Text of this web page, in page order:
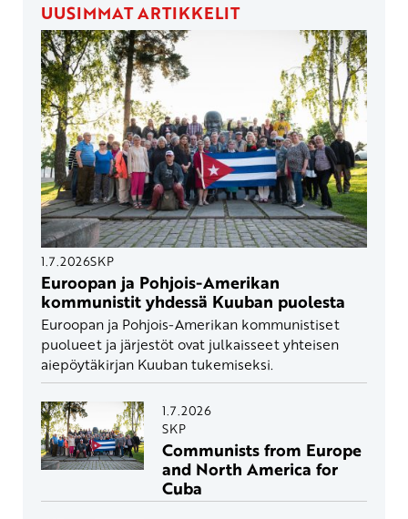
UUSIMMAT ARTIKKELIT
1.7.2026SKP
Euroopan ja Pohjois-Amerikan
kommunistit yhdessä Kuuban puolesta
Euroopan ja Pohjois-Amerikan kommunistiset
puolueet ja järjestöt ovat julkaisseet yhteisen
aiepöytäkirjan Kuuban tukemiseksi.
1.7.2026
SKP
Communists from Europe
and North America for
Cuba